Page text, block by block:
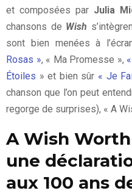
et composées par Julia
chansons de Wish
sont bien menées à
Rosas », « Ma Promesse »,
Étoiles » et bien sûr « Je
chanson que l’on peut
regorge de surprises), « A
A Wish
une
aux 100 ans